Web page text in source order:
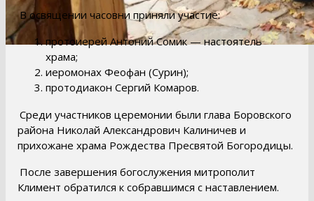
В освящении часовни приняли участие:
протоиерей Антоний Сомик — настоятель
храма;
иеромонах Феофан (Сурин);
протодиакон Сергий Комаров.
Среди участников церемонии были глава Боровского
района Николай Александрович Калиничев и
прихожане храма Рождества Пресвятой Богородицы.
После завершения богослужения митрополит
Климент обратился к собравшимся с наставлением.